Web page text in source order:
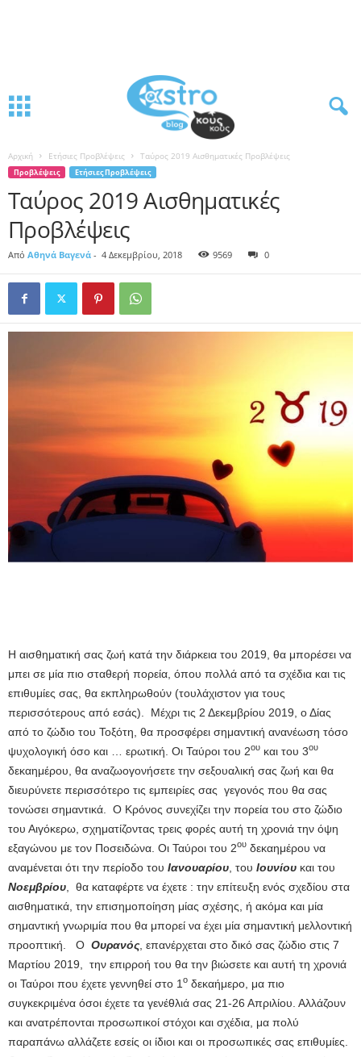
Αρχική Ετήσιες Προβλέψεις Ταύρος 2019 Αισθηματικές Προβλέψεις
Προβλέψεις Ετήσιες Προβλέψεις
Ταύρος 2019 Αισθηματικές
Προβλέψεις
Από Αθηνά Βαγενά - 4 Δεκεμβρίου, 2018 9569 0
Η αισθηματική σας ζωή κατά την διάρκεια του 2019, θα μπορέσει να
μπει σε μία πιο σταθερή πορεία, όπου πολλά από τα σχέδια και τις
επιθυμίες σας, θα εκπληρωθούν (τουλάχιστον για τους
περισσότερους από εσάς). Μέχρι τις 2 Δεκεμβρίου 2019, ο Δίας
από το ζώδιο του Τοξότη, θα προσφέρει σημαντική ανανέωση τόσο
ψυχολογική όσο και … ερωτική. Οι Ταύροι του 2ου και του 3ου
δεκαημέρου, θα αναζωογονήσετε την σεξουαλική σας ζωή και θα
διευρύνετε περισσότερο τις εμπειρίες σας γεγονός που θα σας
τονώσει σημαντικά. Ο Κρόνος συνεχίζει την πορεία του στο ζώδιο
του Αιγόκερω, σχηματίζοντας τρεις φορές αυτή τη χρονιά την όψη
εξαγώνου με τον Ποσειδώνα. Οι Ταύροι του 2ου δεκαημέρου να
αναμένεται ότι την περίοδο του Ιανουαρίου , του Ιουνίου και του
Νοεμβρίου , θα καταφέρτε να έχετε : την επίτευξη ενός σχεδίου στα
αισθηματικά, την επισημοποίηση μίας σχέσης, ή ακόμα και μία
σημαντική γνωριμία που θα μπορεί να έχει μία σημαντική μελλοντική
προοπτική. Ο Ουρανός , επανέρχεται στο δικό σας ζώδιο στις 7
Μαρτίου 2019, την επιρροή του θα την βιώσετε και αυτή τη χρονιά
οι Ταύροι που έχετε γεννηθεί στο 1 ο δεκαήμερο, μα πιο
συγκεκριμένα όσοι έχετε τα γενέθλιά σας 21-26 Απριλίου. Αλλάζουν
και ανατρέπονται προσωπικοί στόχοι και σχέδια, μα πολύ
παραπάνω αλλάζετε εσείς οι ίδιοι και οι προσωπικές σας επιθυμίες.